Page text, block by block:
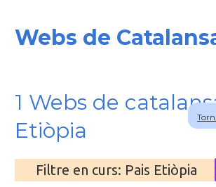
Webs de
1 Webs de
Etiòpia
Filtre en curs: Pais Etiòpia